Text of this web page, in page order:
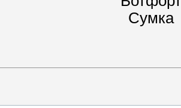
Сумка